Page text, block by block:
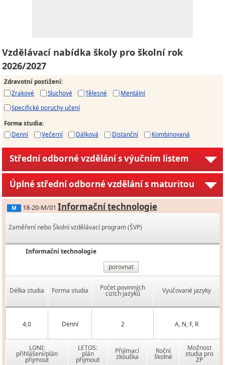
Vzdělávací nabídka školy pro školní rok
2026/2027
Zdravotní postižení:
Zrakové
Sluchové Tělesné
Mentální
Specifické poruchy učení
Forma studia:
Denní
Večerní Dálková Distanční Kombinovaná
Střední odborné vzdělání s výučním listem
Úplné střední odborné vzdělání s maturitou
M 18-20-M/01 Informační technologie
Zaměření nebo Školní vzdělávací program (ŠVP)
Informační technologie
porovnat
Délka studia Forma studia Počet povinných
cizích jazyků Vyučované jazyky
4,0 Denní 2 A, N, F, R
LONI:
přihlášení/plán
přijmout
LETOS:
plán
přijmout
Přijímací
zkouška
Roční
školné
Možnost
studia pro
ZP